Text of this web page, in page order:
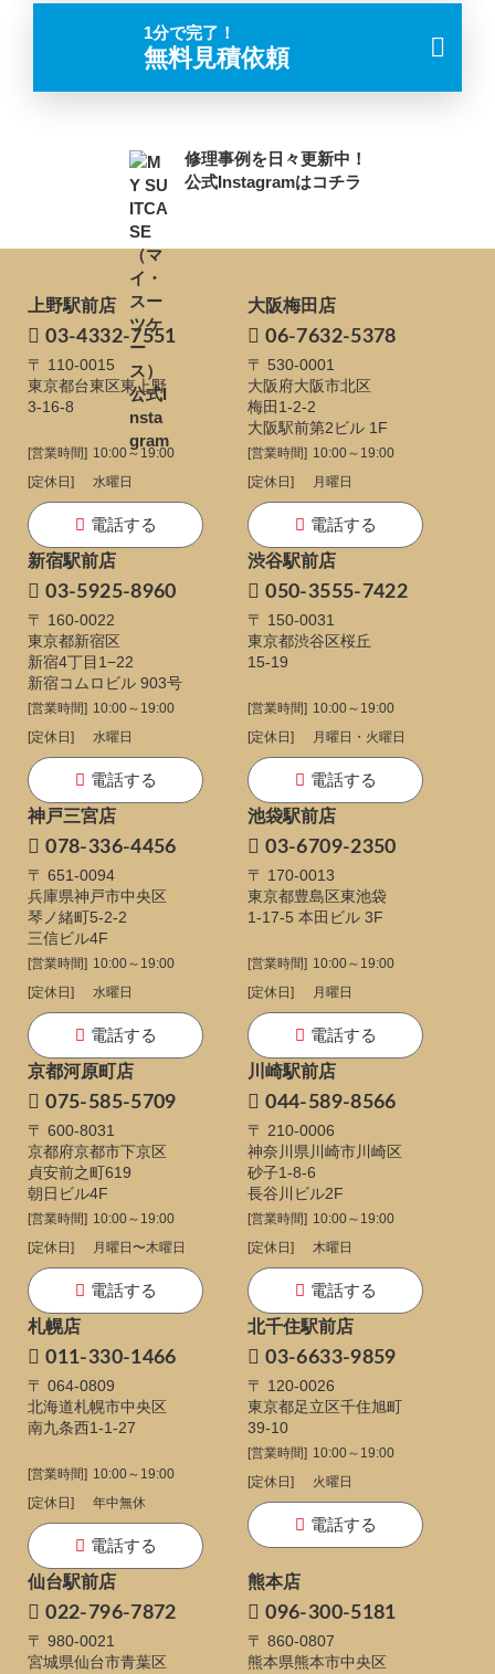
1分で完了！
無料見積依頼
修理事例を日々更新中！
公式Instagramはコチラ
上野駅前店
03-4332-7551
〒 110-0015
東京都台東区東上野
3-16-8
[営業時間] 10:00～19:00
[定休日]
水曜日
電話する
大阪梅田店
06-7632-5378
〒 530-0001
大阪府大阪市北区
梅田1-2-2
大阪駅前第2ビル 1F
[営業時間] 10:00～19:00
[定休日]
月曜日
電話する
新宿駅前店
03-5925-8960
〒 160-0022
東京都新宿区
新宿4丁目1−22
新宿コムロビル 903号
[営業時間] 10:00～19:00
[定休日]
水曜日
電話する
渋谷駅前店
050-3555-7422
〒 150-0031
東京都渋谷区桜丘
15-19
[営業時間] 10:00～19:00
[定休日]
月曜日・火曜日
電話する
神戸三宮店
078-336-4456
〒 651-0094
兵庫県神戸市中央区
琴ノ緒町5-2-2
三信ビル4F
[営業時間] 10:00～19:00
[定休日]
水曜日
電話する
池袋駅前店
03-6709-2350
〒 170-0013
東京都豊島区東池袋
1-17-5 本田ビル 3F
[営業時間] 10:00～19:00
[定休日]
月曜日
電話する
京都河原町店
075-585-5709
〒 600-8031
京都府京都市下京区
貞安前之町619
朝日ビル4F
[営業時間] 10:00～19:00
[定休日]
月曜日〜木曜日
電話する
川崎駅前店
044-589-8566
〒 210-0006
神奈川県川崎市川崎区
砂子1-8-6
長谷川ビル2F
[営業時間] 10:00～19:00
[定休日]
木曜日
電話する
札幌店
011-330-1466
〒 064-0809
北海道札幌市中央区
南九条西1-1-27
[営業時間] 10:00～19:00
[定休日]
年中無休
電話する
北千住駅前店
03-6633-9859
〒 120-0026
東京都足立区千住旭町
39-10
[営業時間] 10:00～19:00
[定休日]
火曜日
電話する
仙台駅前店
022-796-7872
〒 980-0021
宮城県仙台市青葉区
熊本店
096-300-5181
〒 860-0807
熊本県熊本市中央区